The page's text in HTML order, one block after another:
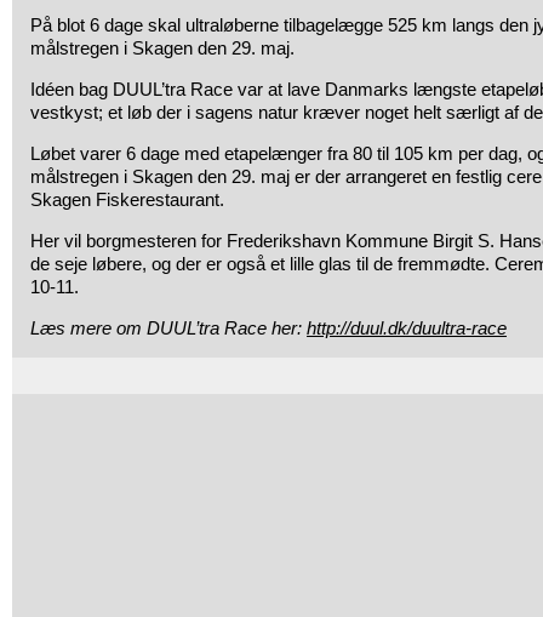
På blot 6 dage skal ultraløberne tilbagelægge 525 km langs den
målstregen i Skagen den 29. maj.
Idéen bag DUUL’tra Race var at lave Danmarks længste
vestkyst; et løb der i sagens natur kræver noget helt særligt af
Løbet varer 6 dage med etapelænger fra 80 til 105 km per dag,
målstregen i Skagen den 29. maj er der arrangeret en festlig
Skagen Fiskerestaurant.
Her vil borgmesteren for Frederikshavn Kommune Birgit S.
de seje løbere, og der er også et lille glas til de fremmødte.
10-11.
Læs mere om DUUL’tra Race her: http://duul.dk/duultra-race